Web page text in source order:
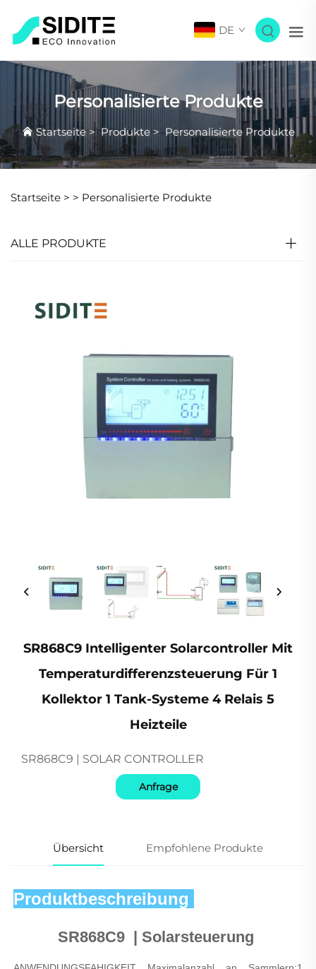
DE
Personalisierte Produkte
Startseite>Produkte>Personalisierte Produkte
Startseite > > Personalisierte Produkte
ALLE PRODUKTE
SR868C9 Intelligenter Solarcontroller Mit
Temperaturdifferenzsteuerung Für 1
Kollektor 1 Tank-Systeme 4 Relais 5
Heizteile
SR868C9 | SOLAR CONTROLLER
Anfrage
Übersicht Empfohlene Produkte
Produktbeschreibung
SR868C9 | Solarsteuerung